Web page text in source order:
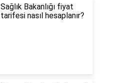
Sağlık Bakanlığı fiyat
tarifesi nasıl hesaplanır?